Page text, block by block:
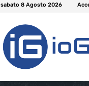
sabato 8 Agosto 2026